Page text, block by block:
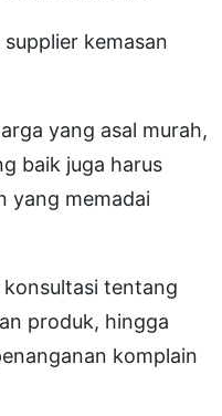
kemasan
yang asal murah,
baik juga harus
yang memadai
tentang
produk, hingga
komplain